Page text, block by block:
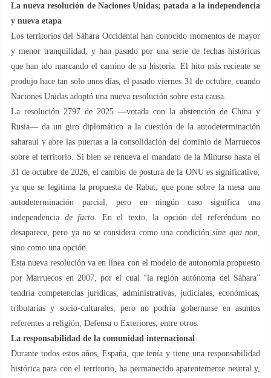
La nueva resolución de Naciones Unidas; patada a la independencia
y nueva etapa
Los territorios del Sáhara Occidental han conocido momentos de mayor
y menor tranquilidad, y han pasado por una serie de fechas históricas
que han ido marcando el camino de su historia. El hito más reciente se
produjo hace tan solo unos días, el pasado viernes 31 de octubre, cuando
Naciones Unidas adoptó una nueva resolución sobre esta causa.
La resolución 2797 de 2025 —votada con la abstención de China y
Rusia— da un giro diplomático a la cuestión de la autodeterminación
saharaui y abre las puertas a la consolidación del dominio de Marruecos
sobre el territorio. Si bien se renueva el mandato de la Minurso hasta el
31 de octubre de 2026, el cambio de postura de la ONU es significativo,
ya que se legitima la propuesta de Rabat, que pone sobre la mesa una
autodeterminación parcial, pero en ningún caso significa una
independencia de facto . En el texto, la opción del referéndum no
desaparece, pero ya no se considera como una condiciónsine qua non
sino como una opción.
Esta nueva resolución va en línea con el modelo de autonomía propuesto
por Marruecos en 2007, por el cual “la región autónoma del Sáhara”
tendría competencias jurídicas, administrativas, judiciales, económicas,
tributarias y socio-culturales; pero no podría gobernarse en asuntos
referentes a religión, Defensa o Exteriores, entre otros.
La responsabilidad de la comunidad internacional
Durante todos estos años, España, que tenía y tiene una responsabilidad
histórica para con el territorio, ha permanecido aparentemente neutral y,